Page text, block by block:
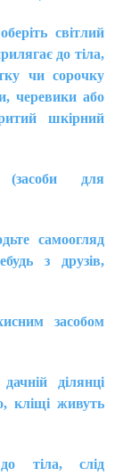
світлий
до тіла,
чи сорочку
черевики або
шкірний
(засоби для
самоогляд
з друзів,
засобом
ділянці
кліщі живуть
тіла, слід